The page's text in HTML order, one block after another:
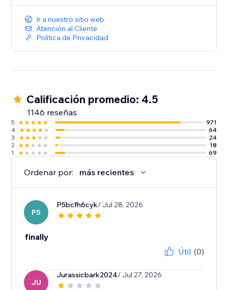
Wix Stores
Ir a nuestro sitio web
Atención al Cliente
Política de Privacidad
Calificación promedio: 4.5
1146 reseñas
5
971
4
64
3
24
2
18
1
69
Ordenar por: más recientes
P5
P5bcfh6cyk/ Jul 28, 2026
finally
Útil (0)
JU
Jurassicbark2024/ Jul 27, 2026